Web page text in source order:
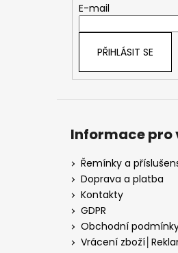
E-mail
PŘIHLÁSIT SE
Informace pro
Řemínky a
Doprava a platba
Kontakty
GDPR
Obchodní
Vrácení